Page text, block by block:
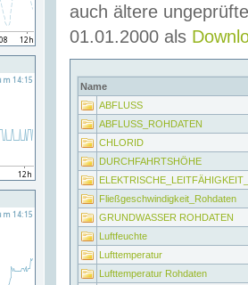
auch ältere
01.01.2000 als
Name
ABFLUSS
ABFLUSS_ROHDATEN
CHLORID
DURCHFAHRTSHÖHE
Fließgeschwindigkeit_Rohdaten
GRUNDWASSER ROHDATEN
Luftfeuchte
Lufttemperatur
Lufttemperatur Rohdaten